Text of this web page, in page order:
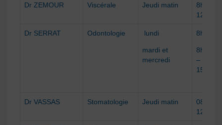
Dr ZEMOUR Viscérale Jeudi matin
8h30 à
12h
Dr SERRAT Odontologie lundi
mardi et
mercredi
8h à
8h à
– 13h à
15h
Dr VASSAS Stomatologie Jeudi matin
08h30 à
12h